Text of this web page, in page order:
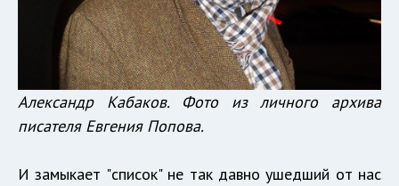
Александр Кабаков. Фото из личного архива
писателя Евгения Попова.
И замыкает "список" не так давно ушедший от нас